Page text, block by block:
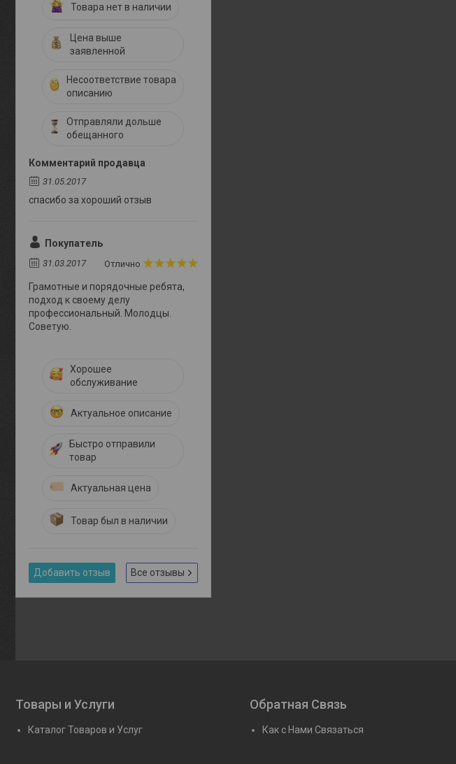
Товара нет в наличии
Цена выше
заявленной
Несоответствие товара
описанию
Отправляли дольше
обещанного
Комментарий продавца
31.05.2017
спасибо за хороший отзыв
Покупатель
31.03.2017 Отлично
Грамотные и порядочные ребята,
подход к своему делу
профессиональный. Молодцы.
Советую.
Хорошее
обслуживание
Актуальное описание
Быстро отправили
товар
Актуальная цена
Товар был в наличии
Добавить отзыв Все отзывы
Товары и Услуги
Каталог Товаров и Услуг
Обратная Связь
Как с Нами Связаться